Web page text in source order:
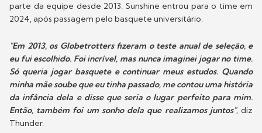
parte da equipe desde 2013. Sunshine entrou para o time em
2024, após passagem pelo basquete universitário.
"Em 2013, os Globetrotters fizeram o teste anual de seleção, e
eu fui escolhido. Foi incrível, mas nunca imaginei jogar no time.
Só queria jogar basquete e continuar meus estudos. Quando
minha mãe soube que eu tinha passado, me contou uma história
da infância dela e disse que seria o lugar perfeito para mim.
Então, também foi um sonho dela que realizamos juntos",diz
Thunder.